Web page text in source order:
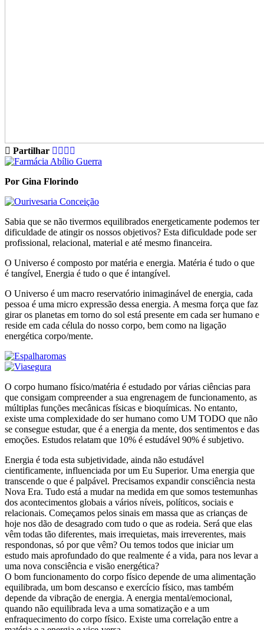
Partilhar
Por Gina Florindo
Sabia que se não tivermos equilibrados energeticamente podemos ter
dificuldade de atingir os nossos objetivos? Esta dificuldade pode ser
profissional, relacional, material e até mesmo financeira.
O Universo é composto por matéria e energia. Matéria é tudo o que
é tangível, Energia é tudo o que é intangível.
O Universo é um macro reservatório inimaginável de energia, cada
pessoa é uma micro expressão dessa energia. A mesma força que faz
girar os planetas em torno do sol está presente em cada ser humano e
reside em cada célula do nosso corpo, bem como na ligação
energética corpo/mente.
O corpo humano físico/matéria é estudado por várias ciências para
que consigam compreender a sua engrenagem de funcionamento, as
múltiplas funções mecânicas físicas e bioquímicas. No entanto,
existe uma complexidade do ser humano como UM TODO que não
se consegue estudar, que é a energia da mente, dos sentimentos e das
emoções. Estudos relatam que 10% é estudável 90% é subjetivo.
Energia é toda esta subjetividade, ainda não estudável
cientificamente, influenciada por um Eu Superior. Uma energia que
transcende o que é palpável. Precisamos expandir consciência nesta
Nova Era. Tudo está a mudar na medida em que somos testemunhas
dos acontecimentos globais a vários níveis, políticos, sociais e
relacionais. Começamos pelos sinais em massa que as crianças de
hoje nos dão de desagrado com tudo o que as rodeia. Será que elas
vêm todas tão diferentes, mais irrequietas, mais irreverentes, mais
respondonas, só por que vêm? Ou temos todos que iniciar um
estudo mais aprofundado do que realmente é a vida, para nos levar a
uma nova consciência e visão energética?
O bom funcionamento do corpo físico depende de uma alimentação
equilibrada, um bom descanso e exercício físico, mas também
depende da vibração de energia. A energia mental/emocional,
quando não equilibrada leva a uma somatização e a um
enfraquecimento do corpo físico. Existe uma correlação entre a